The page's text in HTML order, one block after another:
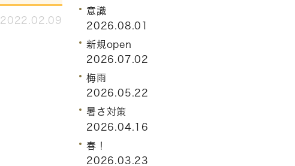
2022.02.09
意識
2026.08.01
新規open
2026.07.02
梅雨
2026.05.22
暑さ対策
2026.04.16
春！
2026.03.23